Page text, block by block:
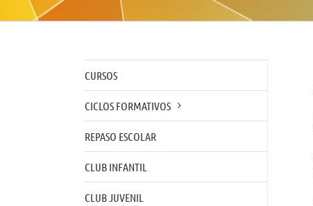
CURSOS
CICLOS FORMATIVOS
REPASO ESCOLAR
CLUB INFANTIL
CLUB JUVENIL